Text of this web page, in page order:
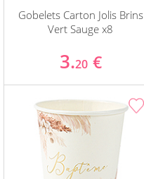
Gobelets Carton Jolis Brins
Vert Sauge x8
3.20 €